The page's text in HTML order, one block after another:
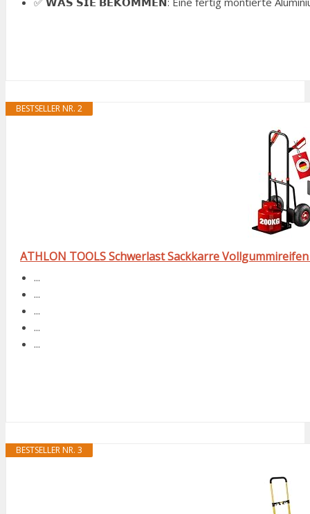
BESTSELLER NR. 2
ATHLON TOOLS Schwerlast Sackkarre
...
...
...
...
...
BESTSELLER NR. 3